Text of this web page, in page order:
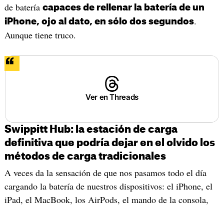
de batería capaces de rellenar la batería de un
iPhone, ojo al dato, en sólo dos segundos.
Aunque tiene truco.
Ver en Threads
Swippitt Hub: la estación de carga
definitiva que podría dejar en el olvido los
métodos de carga tradicionales
A veces da la sensación de que nos pasamos todo el día
cargando la batería de nuestros dispositivos: el iPhone, el
iPad, el MacBook, los AirPods, el mando de la consola,